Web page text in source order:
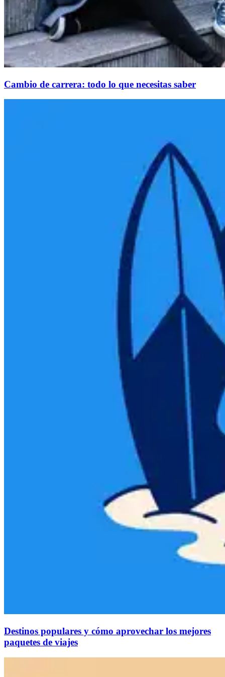
Cambio de carrera: todo lo que necesitas saber
Destinos populares y cómo aprovechar los mejores
paquetes de viajes